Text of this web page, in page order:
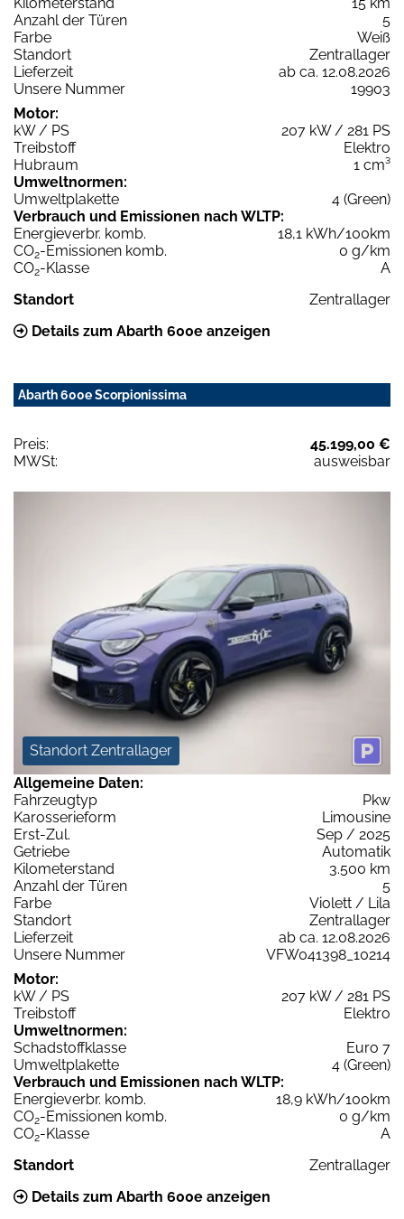
Anzahl der Türen
5
Farbe
Weiß
Standort
Zentrallager
Lieferzeit
ab ca. 12.08.2026
Unsere Nummer
19903
Motor:
kW / PS
207 kW / 281 PS
Treibstoff
Elektro
Hubraum
1 cm³
Umweltnormen:
Umweltplakette
4 (Green)
Verbrauch und Emissionen nach WLTP:
Energieverbr. komb.
18,1 kWh/100km
CO2-Emissionen komb.
0 g/km
CO2-Klasse
A
Standort
Zentrallager
Details zum Abarth 600e anzeigen
Abarth 600e Scorpionissima
Preis:
45.199,00 €
MWSt:
ausweisbar
Standort Zentrallager
Allgemeine Daten:
Fahrzeugtyp
Pkw
Karosserieform
Limousine
Erst-Zul.
Sep / 2025
Getriebe
Automatik
Kilometerstand
3.500 km
Anzahl der Türen
5
Farbe
Violett / Lila
Standort
Zentrallager
Lieferzeit
ab ca. 12.08.2026
Unsere Nummer
VFW041398_10214
Motor:
kW / PS
207 kW / 281 PS
Treibstoff
Elektro
Umweltnormen:
Schadstoffklasse
Euro 7
Umweltplakette
4 (Green)
Verbrauch und Emissionen nach WLTP:
Energieverbr. komb.
18,9 kWh/100km
CO2-Emissionen komb.
0 g/km
CO2-Klasse
A
Standort
Zentrallager
Details zum Abarth 600e anzeigen